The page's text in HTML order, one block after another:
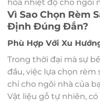
hòa nhiệt độ cho ngôi
Vì Sao Chọn Rèm
Định Đúng Đắn?
Phù Hợp Với Xu
Trong thời đại mà sự
đầu, việc lựa chọn rèm
chỉ cho ngôi nhà của
Vật liệu gỗ tự nhiên,